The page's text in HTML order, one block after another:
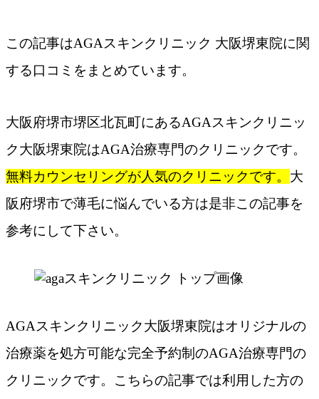
この記事はAGAスキンクリニック 大阪堺東院​に関
する口コミをまとめています。
大阪府堺市堺区北瓦町にあるAGAスキンクリニッ
ク大阪堺東院はAGA治療専門のクリニックです。
無料カウンセリングが人気のクリニックです。 大
阪府堺市で薄毛に悩んでいる方は是非この記事を
参考にして下さい。
AGAスキンクリニック大阪堺東院はオリジナルの
治療薬を処方可能な完全予約制のAGA治療専門の
クリニックです。こちらの記事では利用した方の